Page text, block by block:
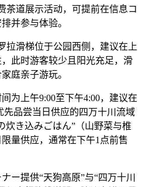
茶道展示活动，可提前在信息コ
并参与体验。
拉滑梯位于公园西侧，建议在上
，此时游客较少且阳光充足，滑
庭亲子游玩。
为上午9:00至下午4:00，建议在
先品尝当日供应的四万十川流域
炊き込みごはん”（山野菜与椎
量供应，通常在下午1点前售
ー提供“天狗高原”与“四万十川